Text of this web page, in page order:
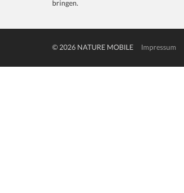
bringen.
© 2026 NATURE MOBILE Impressum